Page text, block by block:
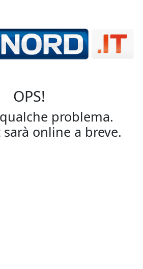
OPS!
problema.
online a breve.